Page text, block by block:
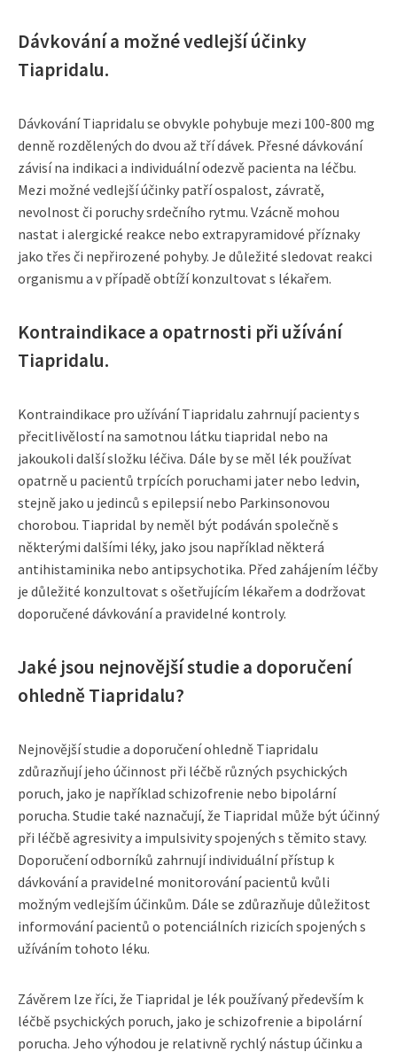
Dávkování a možné vedlejší účinky
Tiapridalu.
Dávkování Tiapridalu se obvykle pohybuje mezi 100-800 mg
denně rozdělených do dvou až tří dávek. Přesné dávkování
závisí na indikaci a individuální odezvě pacienta na léčbu.
Mezi možné vedlejší účinky patří ospalost, závratě,
nevolnost či poruchy srdečního rytmu. Vzácně mohou
nastat i alergické reakce nebo extrapyramidové příznaky
jako třes či nepřirozené pohyby. Je důležité sledovat reakci
organismu a v případě obtíží konzultovat s lékařem.
Kontraindikace a opatrnosti při užívání
Tiapridalu.
Kontraindikace pro užívání Tiapridalu zahrnují pacienty s
přecitlivělostí na samotnou látku tiapridal nebo na
jakoukoli další složku léčiva. Dále by se měl lék používat
opatrně u pacientů trpících poruchami jater nebo ledvin,
stejně jako u jedinců s epilepsií nebo Parkinsonovou
chorobou. Tiapridal by neměl být podáván společně s
některými dalšími léky, jako jsou například některá
antihistaminika nebo antipsychotika. Před zahájením léčby
je důležité konzultovat s ošetřujícím lékařem a dodržovat
doporučené dávkování a pravidelné kontroly.
Jaké jsou nejnovější studie a doporučení
ohledně Tiapridalu?
Nejnovější studie a doporučení ohledně Tiapridalu
zdůrazňují jeho účinnost při léčbě různých psychických
poruch, jako je například schizofrenie nebo bipolární
porucha. Studie také naznačují, že Tiapridal může být účinný
při léčbě agresivity a impulsivity spojených s těmito stavy.
Doporučení odborníků zahrnují individuální přístup k
dávkování a pravidelné monitorování pacientů kvůli
možným vedlejším účinkům. Dále se zdůrazňuje důležitost
informování pacientů o potenciálních rizicích spojených s
užíváním tohoto léku.
Závěrem lze říci, že Tiapridal je lék používaný především k
léčbě psychických poruch, jako je schizofrenie a bipolární
porucha. Jeho výhodou je relativně rychlý nástup účinku a